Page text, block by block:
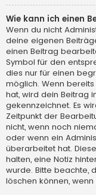
Wie kann ich einen
Wenn du nicht
deine eigenen
einen Beitrag
Symbol für den
dies nur für einen
möglich. Wenn
hat, wird dein Beitrag
gekennzeichnet. Es
Zeitpunkt der
nicht, wenn noch
oder wenn ein
überarbeitet hat.
halten, eine Notiz
wurde. Bitte beachte,
löschen können,